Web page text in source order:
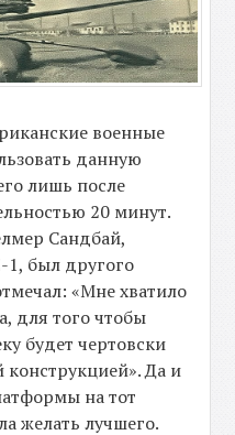
военные
данную
лишь после
20 минут.
Сандбай,
был другого
«Мне хватило
для того чтобы
будет чертовски
конструкцией». Да и
на тот
желать лучшего.